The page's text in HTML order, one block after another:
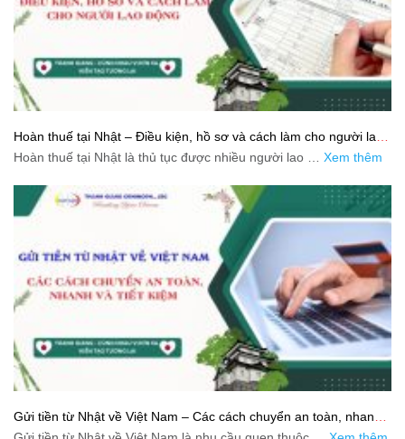
Hoàn thuế tại Nhật – Điều kiện, hồ sơ và cách làm cho người lao
động
Hoàn thuế tại Nhật là thủ tục được nhiều người lao … Xem thêm
Gửi tiền từ Nhật về Việt Nam – Các cách chuyển an toàn, nhanh
và tiết kiệm